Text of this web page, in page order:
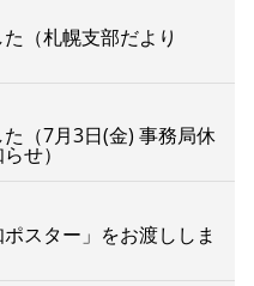
（札幌支部だより
（7月3日(金) 事務局休
せ）
スター」をお渡ししま